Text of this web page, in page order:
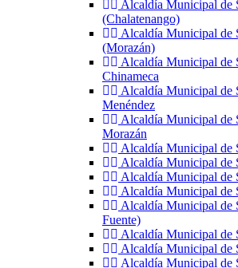
Alcaldía Municipal de
(Chalatenango)
Alcaldía Municipal de
(Morazán)
Alcaldía Municipal de
Chinameca
Alcaldía Municipal de
Menéndez
Alcaldía Municipal de
Morazán
Alcaldía Municipal de
Alcaldía Municipal de
Alcaldía Municipal de
Alcaldía Municipal de
Alcaldía Municipal de
Fuente)
Alcaldía Municipal de
Alcaldía Municipal de
Alcaldía Municipal de